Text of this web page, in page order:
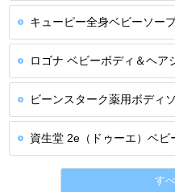
キューピー全身ベビーソー
ロゴナ ベビーボディ＆ヘア
ビーンスターク薬用ボディ
資生堂 2e（ドゥーエ）ベビ
す